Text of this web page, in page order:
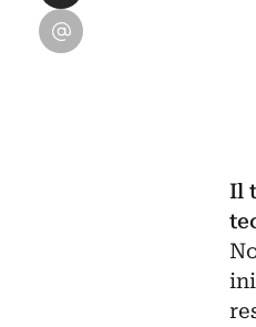
Il
Condividi su Email